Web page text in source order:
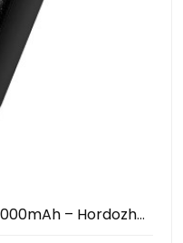
HOCO J159B Powerbank 30000mAh – Hordozható Gyorstöltő PD/QC Támogatással, 22.5W, 2×USB + Type-C